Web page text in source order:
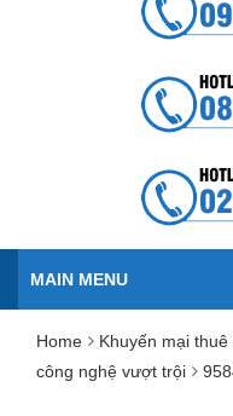
MAIN MENU
Home
Khuyến mại
công nghệ vượt trội